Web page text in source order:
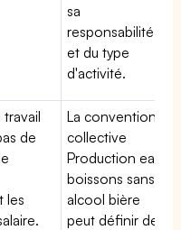
sa
responsabilité
et du type
d'activité.
de
les
La convention
collective
Production eaux
boissons sans
alcool bière
peut définir des